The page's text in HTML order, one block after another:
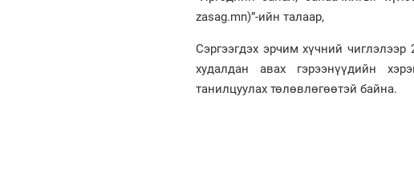
zasag.mn)”-ийн талаар,
Сэргээгдэх эрчим хүчний
худалдан авах гэрээнүүдийн
танилцуулах төлөвлөгөөтэй байна.